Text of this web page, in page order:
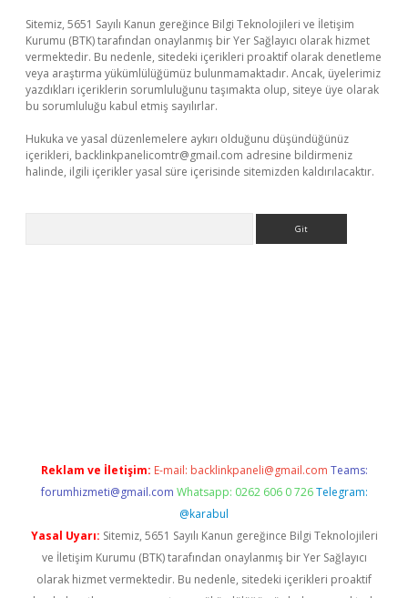
Sitemiz, 5651 Sayılı Kanun gereğince Bilgi Teknolojileri ve İletişim
Kurumu (BTK) tarafından onaylanmış bir Yer Sağlayıcı olarak hizmet
vermektedir. Bu nedenle, sitedeki içerikleri proaktif olarak denetleme
veya araştırma yükümlülüğümüz bulunmamaktadır. Ancak, üyelerimiz
yazdıkları içeriklerin sorumluluğunu taşımakta olup, siteye üye olarak
bu sorumluluğu kabul etmiş sayılırlar.
Hukuka ve yasal düzenlemelere aykırı olduğunu düşündüğünüz
içerikleri, backlinkpanelicomtr@gmail.com adresine bildirmeniz
halinde, ilgili içerikler yasal süre içerisinde sitemizden kaldırılacaktır.
Reklam ve İletişim: E-mail: backlinkpaneli@gmail.com Teams:
forumhizmeti@gmail.com Whatsapp: 0262 606 0 726 Telegram:
@karabul
Yasal Uyarı: Sitemiz, 5651 Sayılı Kanun gereğince Bilgi Teknolojileri
ve İletişim Kurumu (BTK) tarafından onaylanmış bir Yer Sağlayıcı
olarak hizmet vermektedir. Bu nedenle, sitedeki içerikleri proaktif